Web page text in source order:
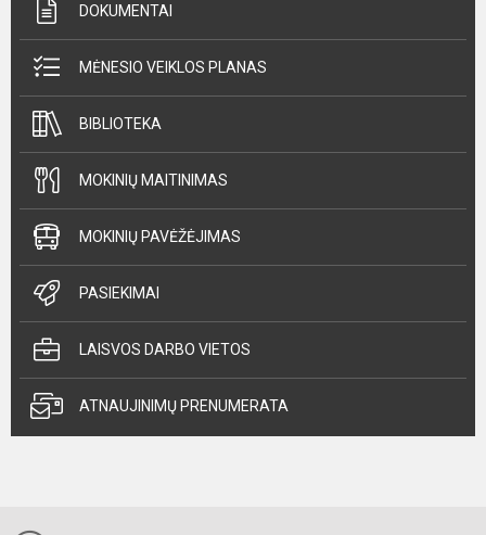
DOKUMENTAI
MĖNESIO VEIKLOS PLANAS
BIBLIOTEKA
MOKINIŲ MAITINIMAS
MOKINIŲ PAVĖŽĖJIMAS
PASIEKIMAI
LAISVOS DARBO VIETOS
ATNAUJINIMŲ PRENUMERATA